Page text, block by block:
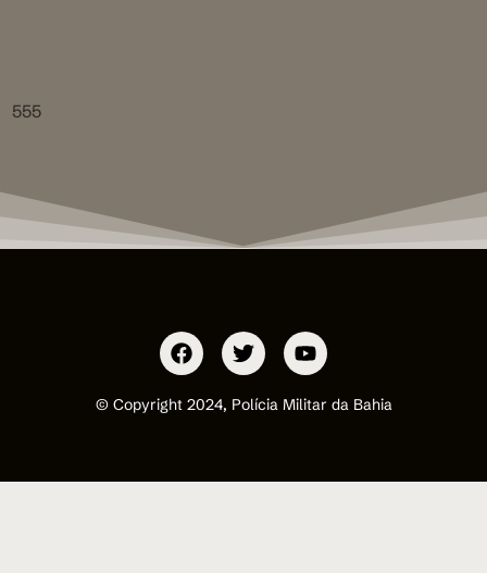
555
© Copyright 2024, Polícia Militar da Bahia